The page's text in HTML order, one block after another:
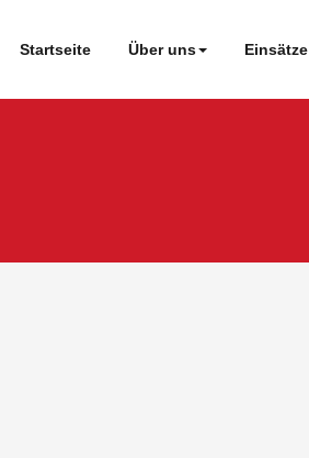
Startseite Über uns Einsätze